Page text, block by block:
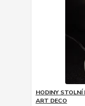
HODINY STOLNÍ
ART DECO